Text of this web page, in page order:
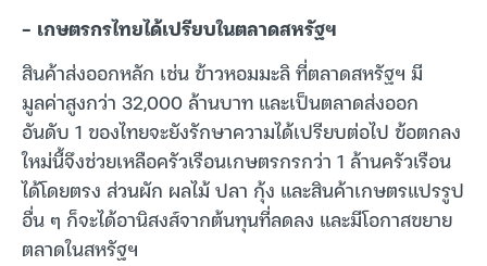
– เกษตรกรไทยได้เปรียบในตลาดสหรัฐฯ
สินค้าส่งออกหลัก เช่น ข้าวหอมมะลิ ที่ตลาดสหรัฐฯ มี
มูลค่าสูงกว่า 32,000 ล้านบาท และเป็นตลาดส่งออก
อันดับ 1 ของไทยจะยังรักษาความได้เปรียบต่อไป ข้อตกลง
ใหม่นี้จึงช่วยเหลือครัวเรือนเกษตรกรกว่า 1 ล้านครัวเรือน
ได้โดยตรง ส่วนผัก ผลไม้ ปลา กุ้ง และสินค้าเกษตรแปรรูป
อื่น ๆ ก็จะได้อานิสงส์จากต้นทุนที่ลดลง และมีโอกาสขยาย
ตลาดในสหรัฐฯ